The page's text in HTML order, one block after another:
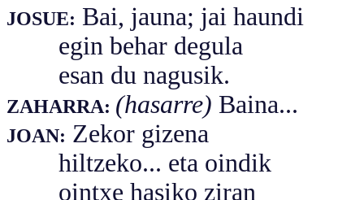
JOSUE: Bai, jauna; jai haundi
egin behar degula
esan du nagusik.
ZAHARRA: (hasarre) Baina...
JOAN: Zekor gizena
hiltzeko... eta oindik
ointxe hasiko ziran